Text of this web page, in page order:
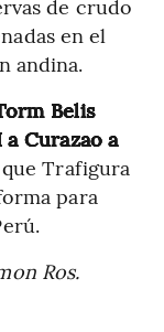
de crudo
en el
andina.
Belis
Curazao a
Trafigura
para
Ros.